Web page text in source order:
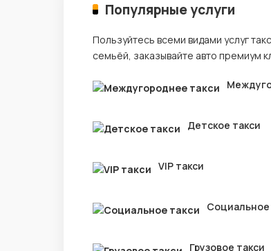
Популярные услуги
Пользуйтесь всеми видами услуг
семьёй, заказывайте авто премиум
Детское такси
VIP такси
Социальное
Грузовое такси